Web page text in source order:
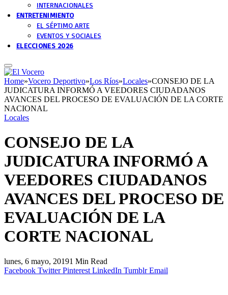
INTERNACIONALES
ENTRETENIMIENTO
EL SÉPTIMO ARTE
EVENTOS Y SOCIALES
ELECCIONES 2026
Home»Vocero Deportivo»Los Ríos»Locales»CONSEJO DE LA
JUDICATURA INFORMÓ A VEEDORES CIUDADANOS
AVANCES DEL PROCESO DE EVALUACIÓN DE LA CORTE
NACIONAL
Locales
CONSEJO DE LA
JUDICATURA INFORMÓ A
VEEDORES CIUDADANOS
AVANCES DEL PROCESO DE
EVALUACIÓN DE LA
CORTE NACIONAL
lunes, 6 mayo, 20191 Min Read
Facebook Twitter Pinterest LinkedIn Tumblr Email